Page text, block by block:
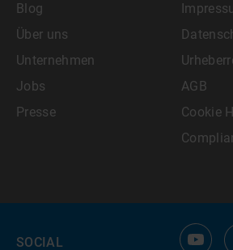
Blog
Über uns
Unternehmen
Jobs
Presse
AGB
Cookie
SOCIAL